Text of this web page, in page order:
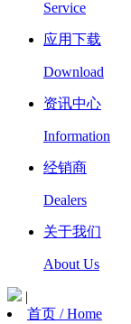
Service
应用下载
Download
资讯中心
Information
经销商
Dealers
关于我们
About Us
|
首页 / Home